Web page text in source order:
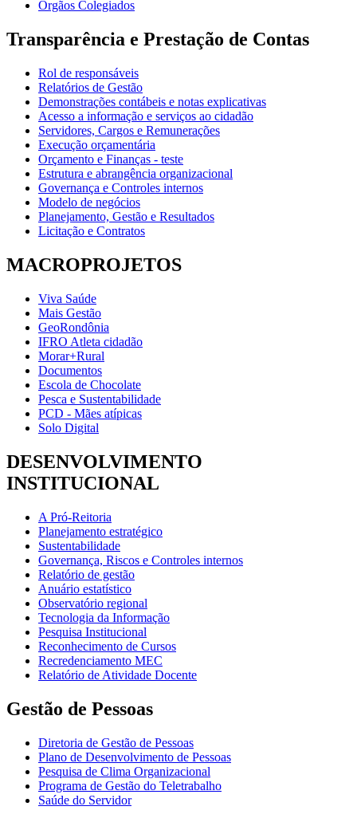
Órgãos Colegiados
Transparência e Prestação de Contas
Rol de responsáveis
Relatórios de Gestão
Demonstrações contábeis e notas explicativas
Acesso a informação e serviços ao cidadão
Servidores, Cargos e Remunerações
Execução orçamentária
Orçamento e Finanças - teste
Estrutura e abrangência organizacional
Governança e Controles internos
Modelo de negócios
Planejamento, Gestão e Resultados
Licitação e Contratos
MACROPROJETOS
Viva Saúde
Mais Gestão
GeoRondônia
IFRO Atleta cidadão
Morar+Rural
Documentos
Escola de Chocolate
Pesca e Sustentabilidade
PCD - Mães atípicas
Solo Digital
DESENVOLVIMENTO
INSTITUCIONAL
A Pró-Reitoria
Planejamento estratégico
Sustentabilidade
Governança, Riscos e Controles internos
Relatório de gestão
Anuário estatístico
Observatório regional
Tecnologia da Informação
Pesquisa Institucional
Reconhecimento de Cursos
Recredenciamento MEC
Relatório de Atividade Docente
Gestão de Pessoas
Diretoria de Gestão de Pessoas
Plano de Desenvolvimento de Pessoas
Pesquisa de Clima Organizacional
Programa de Gestão do Teletrabalho
Saúde do Servidor